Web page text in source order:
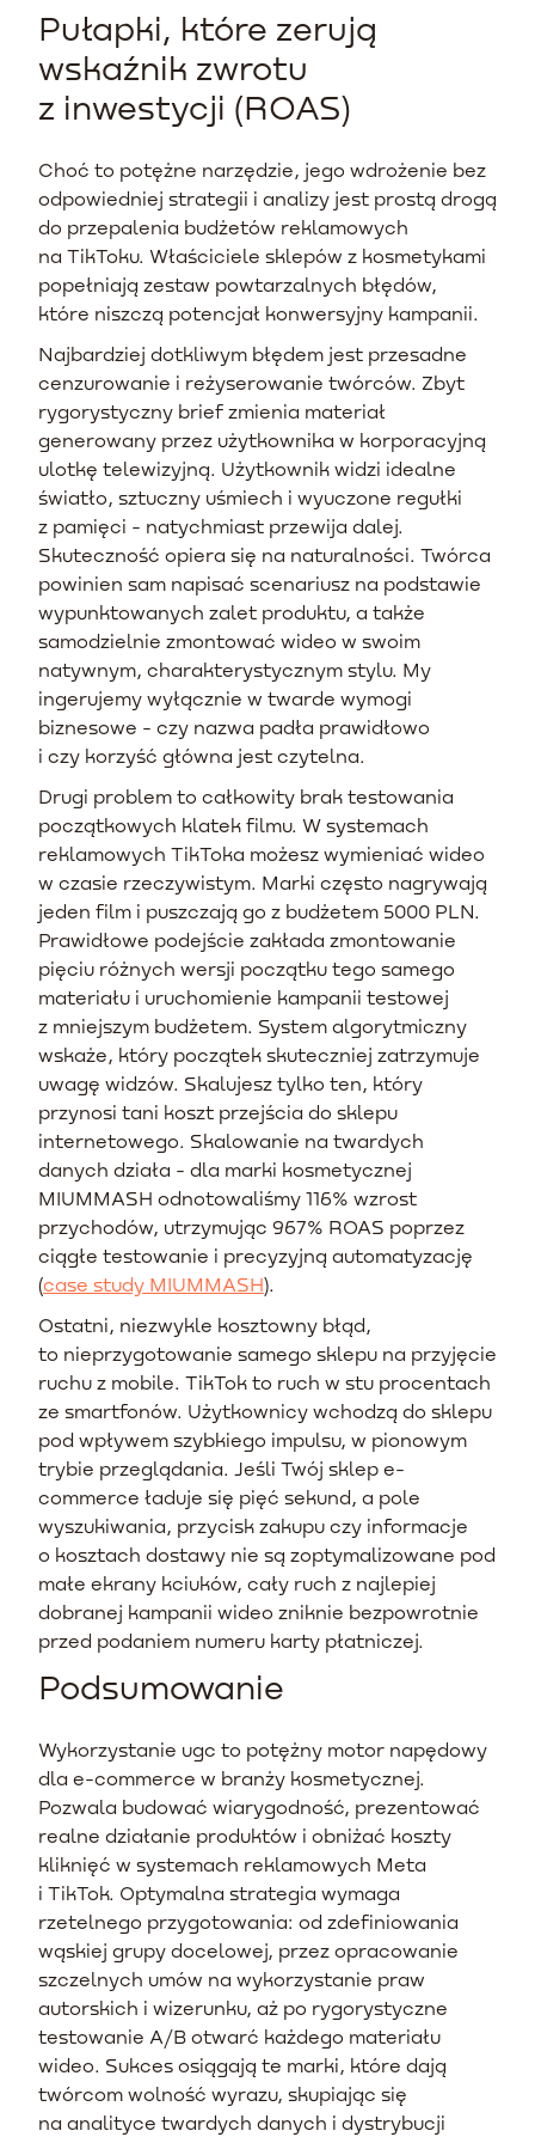
Pułapki, które zerują
wskaźnik zwrotu
z inwestycji (ROAS)
Choć to potężne narzędzie, jego wdrożenie bez
odpowiedniej strategii i analizy jest prostą drogą
do przepalenia budżetów reklamowych
na TikToku. Właściciele sklepów z kosmetykami
popełniają zestaw powtarzalnych błędów,
które niszczą potencjał konwersyjny kampanii.
Najbardziej dotkliwym błędem jest przesadne
cenzurowanie i reżyserowanie twórców. Zbyt
rygorystyczny brief zmienia materiał
generowany przez użytkownika w korporacyjną
ulotkę telewizyjną. Użytkownik widzi idealne
światło, sztuczny uśmiech i wyuczone regułki
z pamięci - natychmiast przewija dalej.
Skuteczność opiera się na naturalności. Twórca
powinien sam napisać scenariusz na podstawie
wypunktowanych zalet produktu, a także
samodzielnie zmontować wideo w swoim
natywnym, charakterystycznym stylu. My
ingerujemy wyłącznie w twarde wymogi
biznesowe - czy nazwa padła prawidłowo
i czy korzyść główna jest czytelna.
Drugi problem to całkowity brak testowania
początkowych klatek filmu. W systemach
reklamowych TikToka możesz wymieniać wideo
w czasie rzeczywistym. Marki często nagrywają
jeden film i puszczają go z budżetem 5000 PLN.
Prawidłowe podejście zakłada zmontowanie
pięciu różnych wersji początku tego samego
materiału i uruchomienie kampanii testowej
z mniejszym budżetem. System algorytmiczny
wskaże, który początek skuteczniej zatrzymuje
uwagę widzów. Skalujesz tylko ten, który
przynosi tani koszt przejścia do sklepu
internetowego. Skalowanie na twardych
danych działa - dla marki kosmetycznej
MIUMMASH odnotowaliśmy 116% wzrost
przychodów, utrzymując 967% ROAS poprzez
ciągłe testowanie i precyzyjną automatyzację
(case study MIUMMASH).
Ostatni, niezwykle kosztowny błąd,
to nieprzygotowanie samego sklepu na przyjęcie
ruchu z mobile. TikTok to ruch w stu procentach
ze smartfonów. Użytkownicy wchodzą do sklepu
pod wpływem szybkiego impulsu, w pionowym
trybie przeglądania. Jeśli Twój sklep e-
commerce ładuje się pięć sekund, a pole
wyszukiwania, przycisk zakupu czy informacje
o kosztach dostawy nie są zoptymalizowane pod
małe ekrany kciuków, cały ruch z najlepiej
dobranej kampanii wideo zniknie bezpowrotnie
przed podaniem numeru karty płatniczej.
Podsumowanie
Wykorzystanie ugc to potężny motor napędowy
dla e-commerce w branży kosmetycznej.
Pozwala budować wiarygodność, prezentować
realne działanie produktów i obniżać koszty
kliknięć w systemach reklamowych Meta
i TikTok. Optymalna strategia wymaga
rzetelnego przygotowania: od zdefiniowania
wąskiej grupy docelowej, przez opracowanie
szczelnych umów na wykorzystanie praw
autorskich i wizerunku, aż po rygorystyczne
testowanie A/B otwarć każdego materiału
wideo. Sukces osiągają te marki, które dają
twórcom wolność wyrazu, skupiając się
na analityce twardych danych i dystrybucji